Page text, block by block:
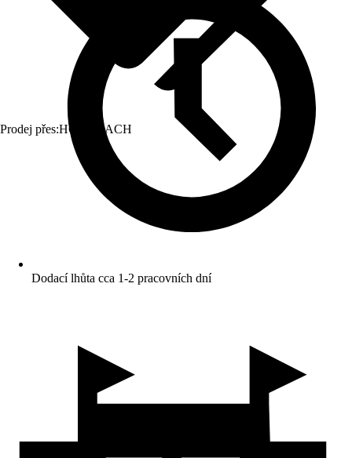
Prodej přes:HORNBACH
Dodací lhůta cca 1-2 pracovních dní